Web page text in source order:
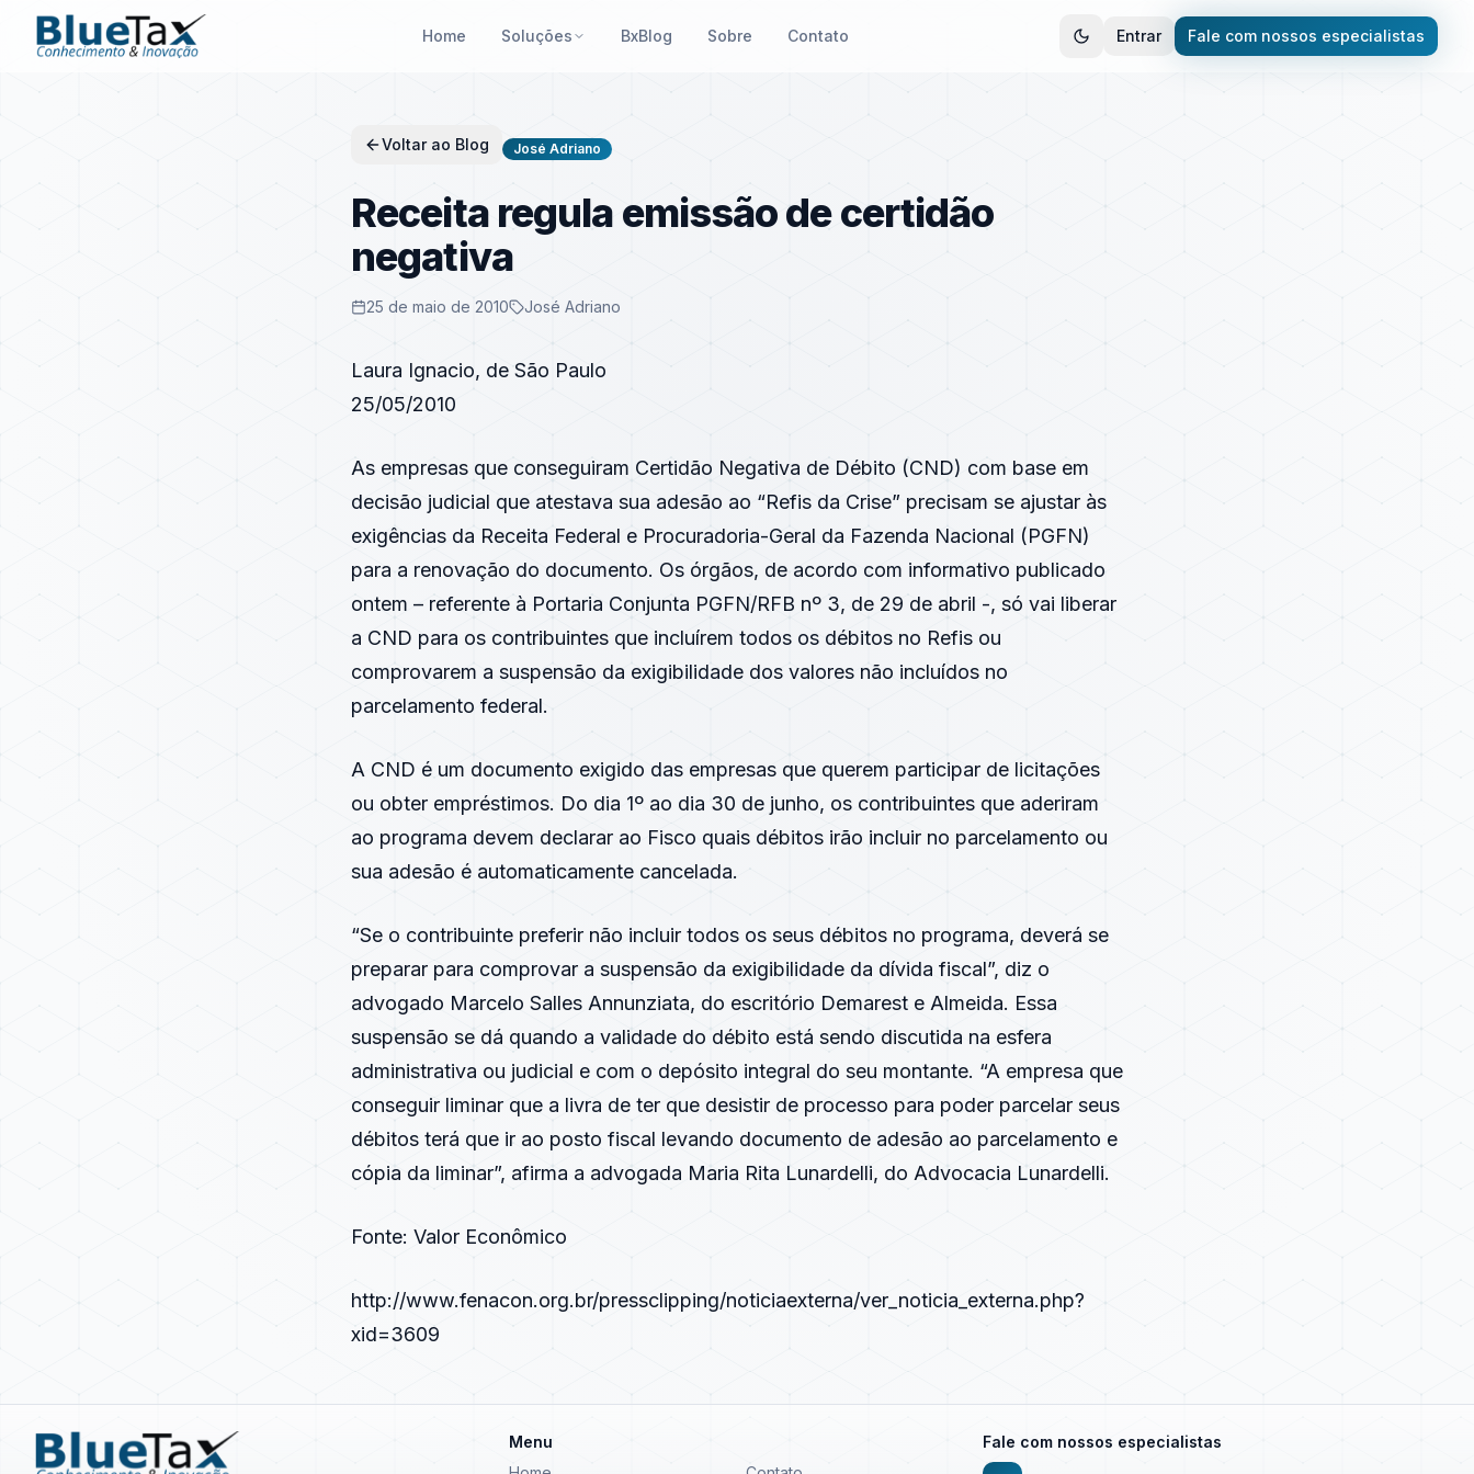
Home Soluções BxBlog Sobre Contato Entrar Fale com nossos especialistas
Voltar ao Blog José Adriano
Receita regula emissão de certidão
negativa
25 de maio de 2010 José Adriano
Laura Ignacio, de São Paulo
25/05/2010
As empresas que conseguiram Certidão Negativa de Débito (CND) com base em
decisão judicial que atestava sua adesão ao “Refis da Crise” precisam se ajustar às
exigências da Receita Federal e Procuradoria-Geral da Fazenda Nacional (PGFN)
para a renovação do documento. Os órgãos, de acordo com informativo publicado
ontem – referente à Portaria Conjunta PGFN/RFB nº 3, de 29 de abril -, só vai liberar
a CND para os contribuintes que incluírem todos os débitos no Refis ou
comprovarem a suspensão da exigibilidade dos valores não incluídos no
parcelamento federal.
A CND é um documento exigido das empresas que querem participar de licitações
ou obter empréstimos. Do dia 1º ao dia 30 de junho, os contribuintes que aderiram
ao programa devem declarar ao Fisco quais débitos irão incluir no parcelamento ou
sua adesão é automaticamente cancelada.
“Se o contribuinte preferir não incluir todos os seus débitos no programa, deverá se
preparar para comprovar a suspensão da exigibilidade da dívida fiscal”, diz o
advogado Marcelo Salles Annunziata, do escritório Demarest e Almeida. Essa
suspensão se dá quando a validade do débito está sendo discutida na esfera
administrativa ou judicial e com o depósito integral do seu montante. “A empresa que
conseguir liminar que a livra de ter que desistir de processo para poder parcelar seus
débitos terá que ir ao posto fiscal levando documento de adesão ao parcelamento e
cópia da liminar”, afirma a advogada Maria Rita Lunardelli, do Advocacia Lunardelli.
Fonte: Valor Econômico
http://www.fenacon.org.br/pressclipping/noticiaexterna/ver_noticia_externa.php?
xid=3609
Menu
Fale com nossos especialistas